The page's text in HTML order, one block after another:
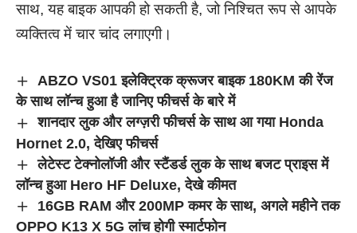
साथ, यह बाइक आपकी हो सकती है, जो निश्चित रूप से आपके
व्यक्तित्व में चार चांद लगाएगी।
ABZO VS01 इलेक्ट्रिक क्रूजर बाइक 180KM की रेंज
के साथ लॉन्च हुआ है जानिए फीचर्स के बारे में
शानदार लुक और लग्ज़री फीचर्स के साथ आ गया Honda
Hornet 2.0, देखिए फीचर्स
लेटेस्ट टेक्नोलॉजी और स्टैंडर्ड लुक के साथ बजट प्राइस में
लॉन्च हुआ Hero HF Deluxe, देखे कीमत
16GB RAM और 200MP कमर के साथ, अगले महीने तक
OPPO K13 X 5G लांच होगी स्मार्टफोन